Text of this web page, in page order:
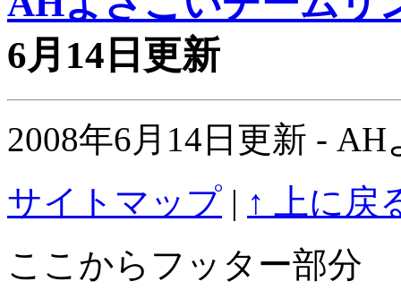
6月14日更新
2008年6月14日更新 -
サイトマップ | ↑ 上に戻
ここからフッター部分